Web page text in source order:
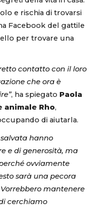
e rischia di trovarsi
Facebook del gattile
per trovare una
contatto con il loro
che ora è
, ha spiegato Paola
animale Rho,
di aiutarla.
salvata hanno
e di generosità, ma
ovviamente
sarà una pecora
mantenere
cerchiamo